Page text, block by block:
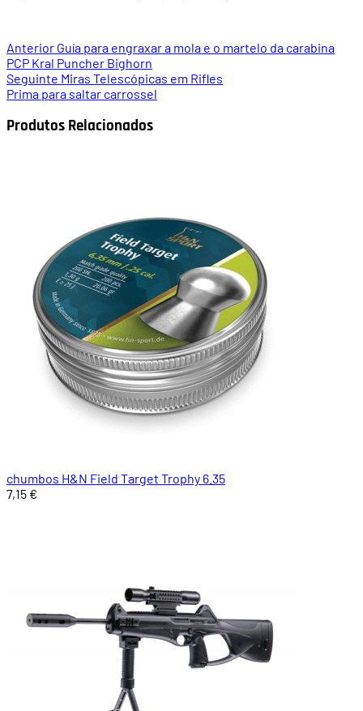
Anterior Guía para engraxar a mola e o martelo da carabina
PCP Kral Puncher Bighorn
Seguinte Miras Telescópicas em Rifles
Prima para saltar carrossel
Produtos Relacionados
chumbos H&N Field Target Trophy 6.35
7,15 €